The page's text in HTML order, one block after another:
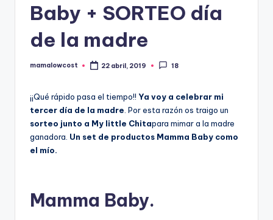
Baby + SORTEO día
de la madre
Publicado
mamalowcost 22 abril, 2019 18
¡¡Qué rápido pasa el tiempo!! Ya voy a celebrar mi
tercer día de la madre . Por esta razón os traigo un
sorteo junto a My little Chitapara mimar a la madre
ganadora. Un set de productos Mamma Baby como
el mío.
Mamma Baby.